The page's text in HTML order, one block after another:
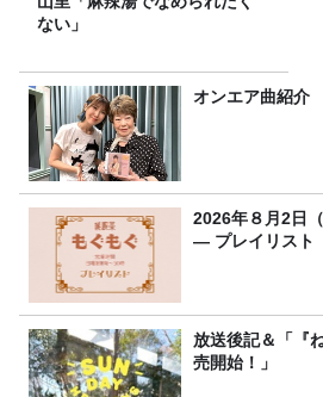
ない」
オンエア曲紹介
2026年８月2日
― プレイリスト
放送後記＆「『
売開始！」